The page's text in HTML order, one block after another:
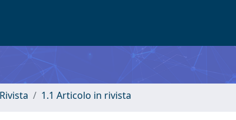
1.1 Articolo in rivista